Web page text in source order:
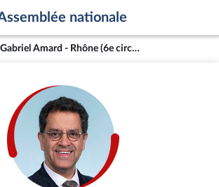
nationale
M. Gabriel Amard - Rhône (6e circonscription)